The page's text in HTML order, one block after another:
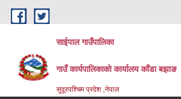
Skip to main content
साईपाल गाउँपालिका
गाउँ कार्यपालिकाकाे कार्यालय काँडा बझाङ
सुदूरपश्चिम प्रदेश ,नेपाल